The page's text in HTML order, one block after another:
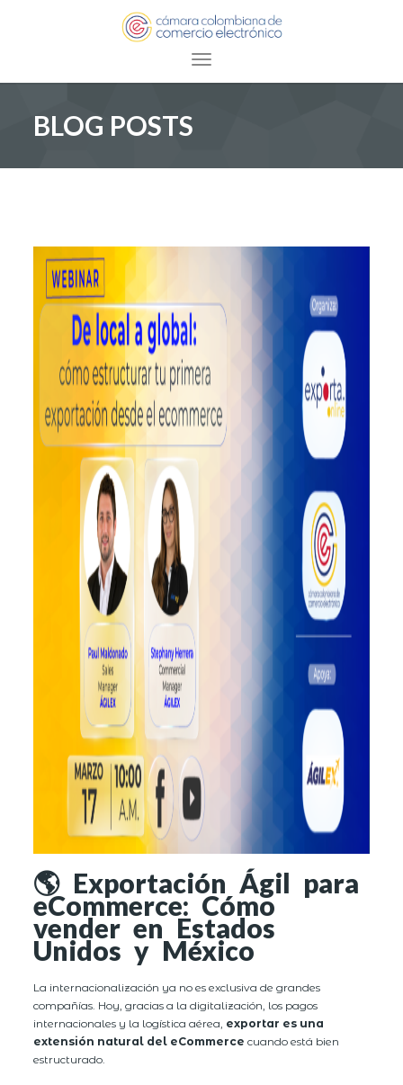
Toggle navigation
BLOG POSTS
🌎 Exportación Ágil para
eCommerce: Cómo
vender en Estados
Unidos y México
La internacionalización ya no es exclusiva de grandes
compañías. Hoy, gracias a la digitalización, los pagos
internacionales y la logística aérea, exportar es una
extensión natural del eCommerce cuando está bien
estructurado.